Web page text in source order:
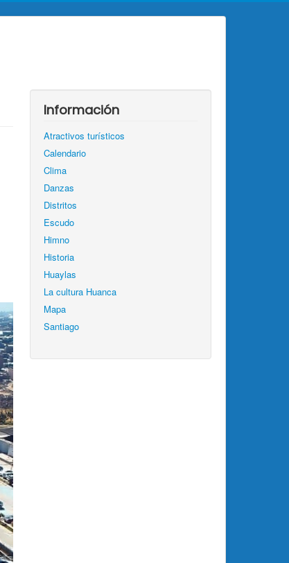
Información
Atractivos turísticos
Calendario
Clima
Danzas
Distritos
Escudo
Himno
Historia
Huaylas
La cultura Huanca
Mapa
Santiago